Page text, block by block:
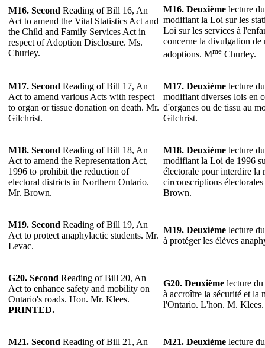
M16. Second Reading of Bill 16, An
Act to amend the Vital Statistics Act and
the Child and Family Services Act in
respect of Adoption Disclosure. Ms.
Churley.
M16. Deuxième lecture
modifiant la Loi sur les
Loi sur les services à
concerne la divulgation de
adoptions. Mme Churley.
M17. Second Reading of Bill 17, An
Act to amend various Acts with respect
to organ or tissue donation on death. Mr.
Gilchrist.
M17. Deuxième lecture
modifiant diverses lois en
d'organes ou de tissu au
Gilchrist.
M18. Second Reading of Bill 18, An
Act to amend the Representation Act,
1996 to prohibit the reduction of
electoral districts in Northern Ontario.
Mr. Brown.
M18. Deuxième lecture
modifiant la Loi de 1996
électorale pour interdire la
circonscriptions
Brown.
M19. Second Reading of Bill 19, An
Act to protect anaphylactic students. Mr.
Levac.
M19. Deuxième lecture
à protéger les élèves
G20. Second Reading of Bill 20, An
Act to enhance safety and mobility on
Ontario's roads. Hon. Mr. Klees.
PRINTED.
G20. Deuxième lecture
à accroître la sécurité et la
l'Ontario. L'hon. M.
M21. Second Reading of Bill 21, An
M21. Deuxième lecture